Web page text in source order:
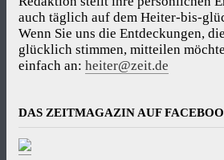
auch täglich auf dem Heiter-bis-
Wenn Sie uns die Entdeckungen,
glücklich stimmen, mitteilen
einfach an: heiter@zeit.de
DAS ZEITMAGAZIN AUF